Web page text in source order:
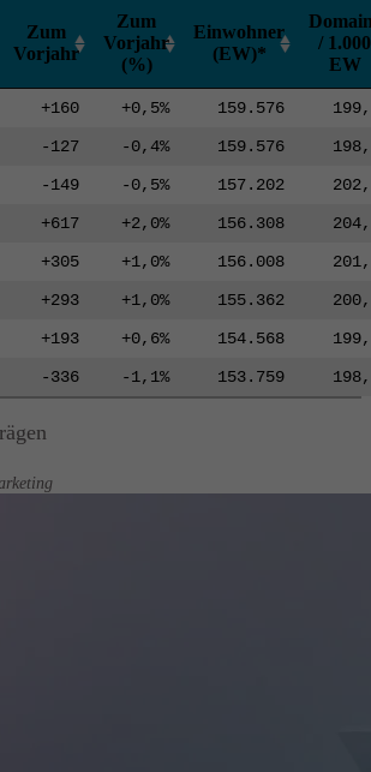
Zum
Vorjahr
Zum
Vorjahr
(%)
Einwohner
(EW)*
/ 1.000
EW
+160 +0,5% 159.576
-127 -0,4% 159.576
-149 -0,5% 157.202
+617 +2,0% 156.308
+305 +1,0% 156.008
+293 +1,0% 155.362
+193 +0,6% 154.568
-336 -1,1% 153.759